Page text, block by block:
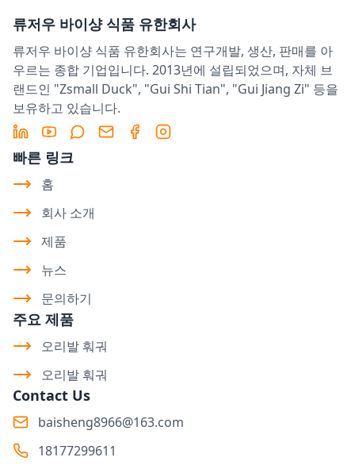
류저우 바이샹 식품 유한회사
류저우 바이샹 식품 유한회사는 연구개발, 생산, 판매를 아
우르는 종합 기업입니다. 2013년에 설립되었으며, 자체 브
랜드인 "Zsmall Duck", "Gui Shi Tian", "Gui Jiang Zi" 등을
보유하고 있습니다.
LinkedInYouTubeMessage
Email FacebookInstagram
빠른 링크
홈
회사 소개
제품
뉴스
문의하기
주요 제품
오리발 훠궈
오리발 훠궈
Contact Us
baisheng8966@163.com
18177299611